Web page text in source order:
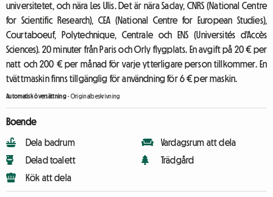
universitetet, och nära Les Ulis. Det är nära Saclay, CNRS (National Centre
for Scientific Research), CEA (National Centre for European Studies),
Courtaboeuf, Polytechnique, Centrale och ENS (Universités d'Accès
Sciences). 20 minuter från Paris och Orly flygplats. En avgift på 20 € per
natt och 200 € per månad för varje ytterligare person tillkommer. En
tvättmaskin finns tillgänglig för användning för 6 € per maskin.
Automatisk översättning-Originalbeskrivning
Boende
Dela badrum
Delad toalett
Kök att dela
Vardagsrum att dela
Trädgård